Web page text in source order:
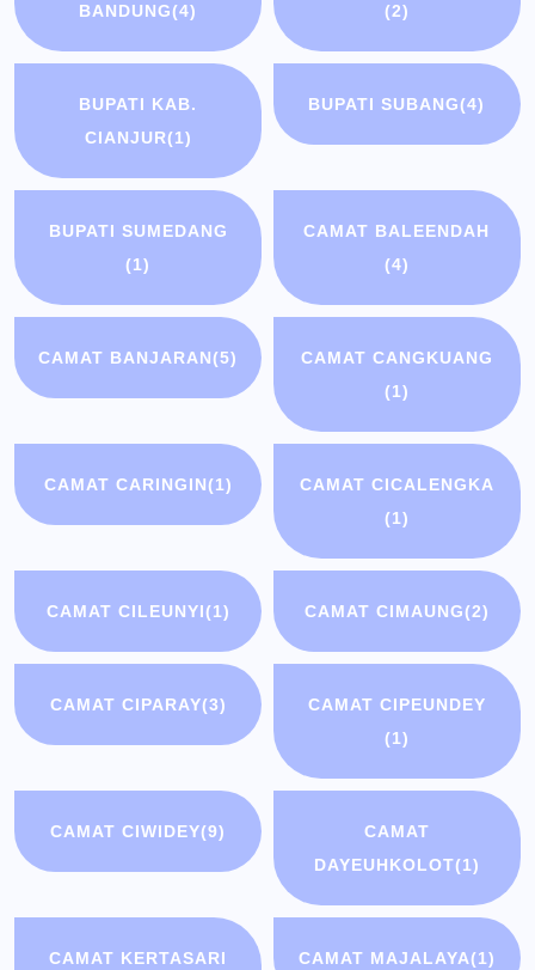
BANDUNG(4)
(2)
BUPATI KAB.
CIANJUR(1)
BUPATI SUBANG(4)
BUPATI SUMEDANG
(1)
CAMAT BALEENDAH
(4)
CAMAT BANJARAN(5)
CAMAT CANGKUANG
(1)
CAMAT CARINGIN(1)
CAMAT CICALENGKA
(1)
CAMAT CILEUNYI(1) CAMAT CIMAUNG(2)
CAMAT CIPARAY(3)
CAMAT CIPEUNDEY
(1)
CAMAT CIWIDEY(9)
CAMAT
DAYEUHKOLOT(1)
CAMAT KERTASARI
CAMAT MAJALAYA(1)